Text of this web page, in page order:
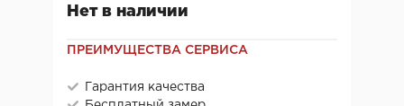
Нет в наличии
ПРЕИМУЩЕСТВА СЕРВИСА
Гарантия качества